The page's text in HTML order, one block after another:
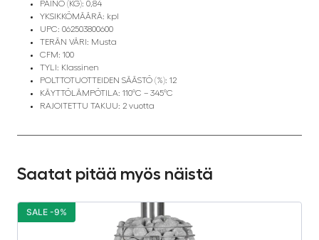
PAINO (KG): 0,84
YKSIKKÖMÄÄRÄ: kpl
UPC: 062503800600
TERÄN VÄRI: Musta
CFM: 100
TYLI: Klassinen
POLTTOTUOTTEIDEN SÄÄSTÖ (%): 12
KÄYTTÖLÄMPÖTILA: 110°C – 345°C
RAJOITETTU TAKUU: 2 vuotta
Saatat pitää myös näistä
SALE -9%